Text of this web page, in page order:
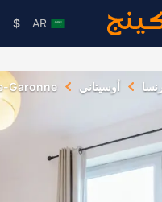
AR
$
أوسيتاني Garonne